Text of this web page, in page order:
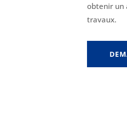
obtenir un
travaux.